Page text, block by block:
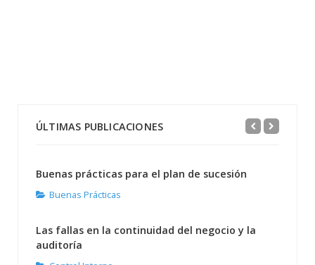
ÚLTIMAS PUBLICACIONES
Buenas prácticas para el plan de sucesión
Buenas Prácticas
Las fallas en la continuidad del negocio y la
auditoría